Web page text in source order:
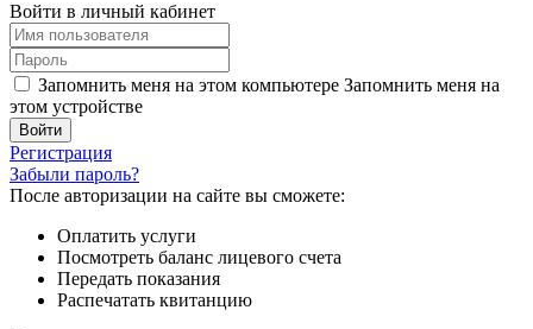
Войти в личный кабинет
Запомнить меня на этом компьютере Запомнить меня на
этом устройстве
Регистрация
Забыли пароль?
После авторизации на сайте вы сможете:
Оплатить услуги
Посмотреть баланс лицевого счета
Передать показания
Распечатать квитанцию